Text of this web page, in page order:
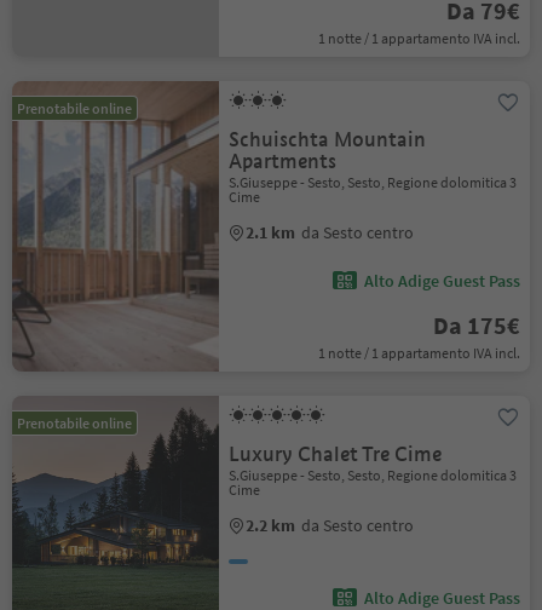
Da 79€
1 notte / 1 appartamento IVA incl.
Prenotabile online
Schuischta Mountain
Apartments
S.Giuseppe - Sesto, Sesto, Regione dolomitica 3
Cime
2.1 km da Sesto centro
Alto Adige Guest Pass
Da 175€
1 notte / 1 appartamento IVA incl.
Prenotabile online
Luxury Chalet Tre Cime
S.Giuseppe - Sesto, Sesto, Regione dolomitica 3
Cime
2.2 km da Sesto centro
Alto Adige Guest Pass